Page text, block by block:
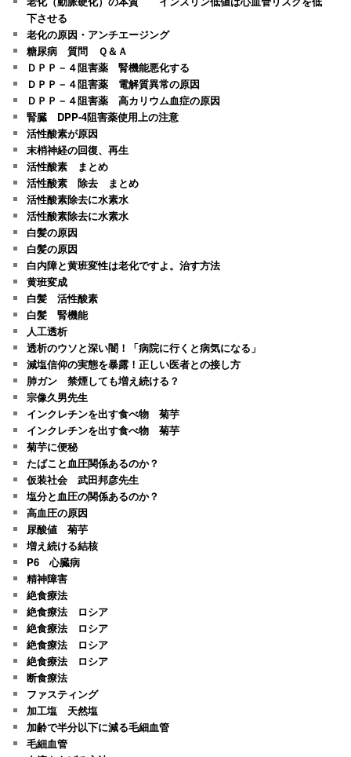
下させる
老化の原因・アンチエージング
糖尿病 質問 Ｑ＆Ａ
ＤＰＰ－４阻害薬 腎機能悪化する
ＤＰＰ－４阻害薬 電解質異常の原因
ＤＰＰ－４阻害薬 高カリウム血症の原因
腎臓 DPP-4阻害薬使用上の注意
活性酸素が原因
末梢神経の回復、再生
活性酸素 まとめ
活性酸素 除去 まとめ
活性酸素除去に水素水
活性酸素除去に水素水
白髪の原因
白髪の原因
白内障と黄班変性は老化ですよ。治す方法
黄班変成
白髪 活性酸素
白髪 腎機能
人工透析
透析のウソと深い闇！「病院に行くと病気になる」
減塩信仰の実態を暴露！正しい医者との接し方
肺ガン 禁煙しても増え続ける？
宗像久男先生
インクレチンを出す食べ物 菊芋
インクレチンを出す食べ物 菊芋
菊芋に便秘
たばこと血圧関係あるのか？
仮装社会 武田邦彦先生
塩分と血圧の関係あるのか？
高血圧の原因
尿酸値 菊芋
増え続ける結核
P6 心臓病
精神障害
絶食療法
絶食療法 ロシア
絶食療法 ロシア
絶食療法 ロシア
絶食療法 ロシア
断食療法
ファスティング
加工塩 天然塩
加齢で半分以下に減る毛細血管
毛細血管